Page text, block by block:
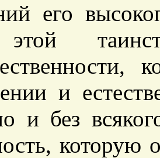
его
и
и без
которую